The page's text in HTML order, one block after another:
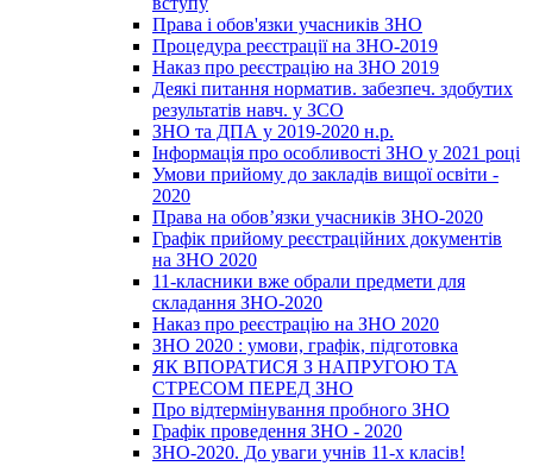
Права і обов'язки учасників ЗНО
Процедура реєстрації на ЗНО-2019
Наказ про реєстрацію на ЗНО 2019
Деякі питання норматив. забезпеч. здобутих
результатів навч. у ЗСО
ЗНО та ДПА у 2019-2020 н.р.
Інформація про особливості ЗНО у 2021 році
Умови прийому до закладів вищої освіти -
2020
Права на обов’язки учасників ЗНО-2020
Графік прийому реєстраційних документів
на ЗНО 2020
11-класники вже обрали предмети для
складання ЗНО-2020
Наказ про реєстрацію на ЗНО 2020
ЗНО 2020 : умови, графік, підготовка
ЯК ВПОРАТИСЯ З НАПРУГОЮ ТА
СТРЕСОМ ПЕРЕД ЗНО
Про відтермінування пробного ЗНО
Графік проведення ЗНО - 2020
ЗНО-2020. До уваги учнів 11-х класів!